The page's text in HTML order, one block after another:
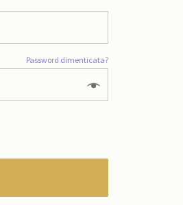
Password dimenticata?